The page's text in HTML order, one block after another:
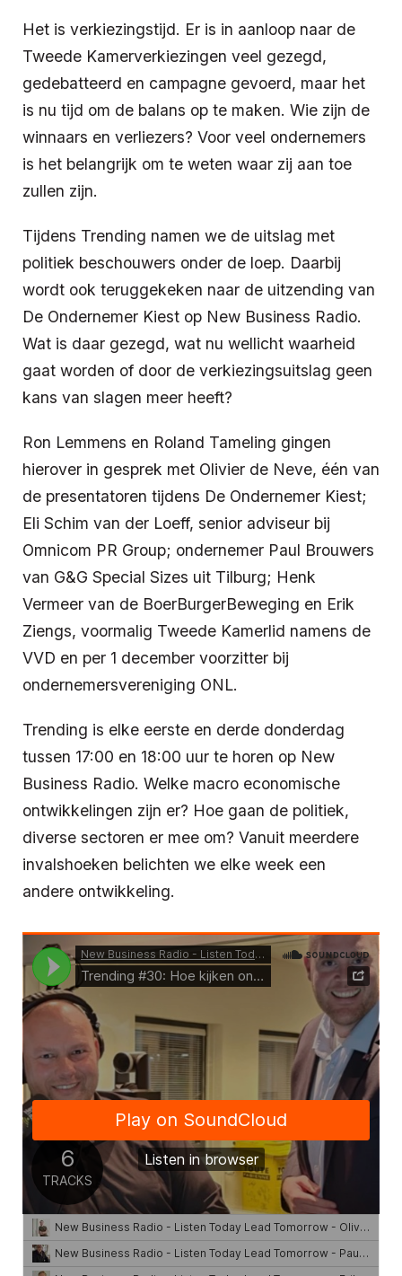
Het is verkiezingstijd. Er is in aanloop naar de
Tweede Kamerverkiezingen veel gezegd,
gedebatteerd en campagne gevoerd, maar het
is nu tijd om de balans op te maken. Wie zijn de
winnaars en verliezers? Voor veel ondernemers
is het belangrijk om te weten waar zij aan toe
zullen zijn.
Tijdens Trending namen we de uitslag met
politiek beschouwers onder de loep. Daarbij
wordt ook teruggekeken naar de uitzending van
De Ondernemer Kiest op New Business Radio.
Wat is daar gezegd, wat nu wellicht waarheid
gaat worden of door de verkiezingsuitslag geen
kans van slagen meer heeft?
Ron Lemmens en Roland Tameling gingen
hierover in gesprek met Olivier de Neve, één van
de presentatoren tijdens De Ondernemer Kiest;
Eli Schim van der Loeff, senior adviseur bij
Omnicom PR Group; ondernemer Paul Brouwers
van G&G Special Sizes uit Tilburg; Henk
Vermeer van de BoerBurgerBeweging en Erik
Ziengs, voormalig Tweede Kamerlid namens de
VVD en per 1 december voorzitter bij
ondernemersvereniging ONL.
Trending is elke eerste en derde donderdag
tussen 17:00 en 18:00 uur te horen op New
Business Radio. Welke macro economische
ontwikkelingen zijn er? Hoe gaan de politiek,
diverse sectoren er mee om? Vanuit meerdere
invalshoeken belichten we elke week een
andere ontwikkeling.